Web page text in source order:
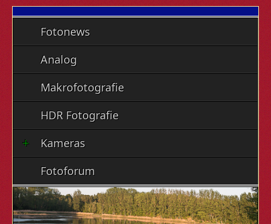
Fotonews
Analog
Makrofotografie
HDR Fotografie
Kameras
Fotoforum